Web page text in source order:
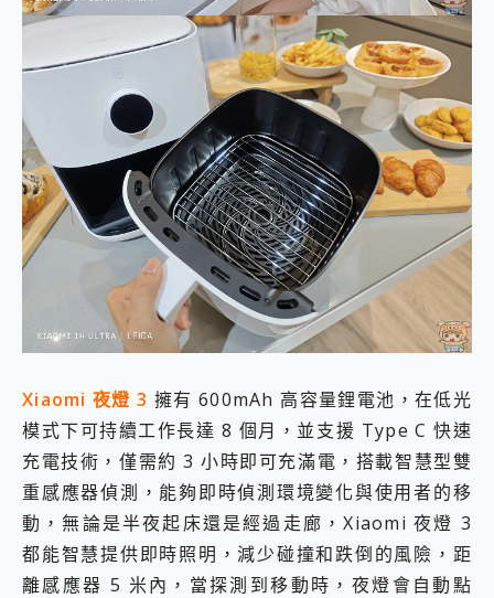
Xiaomi 夜燈 3 擁有 600mAh 高容量鋰電池，在低光
模式下可持續工作長達 8 個月，並支援 Type C 快速
充電技術，僅需約 3 小時即可充滿電，搭載智慧型雙
重感應器偵測，能夠即時偵測環境變化與使用者的移
動，無論是半夜起床還是經過走廊，Xiaomi 夜燈 3
都能智慧提供即時照明，減少碰撞和跌倒的風險，距
離感應器 5 米內，當探測到移動時，夜燈會自動點